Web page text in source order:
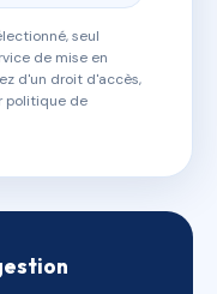
seul
de mise en
d'un droit d'accès,
politique de